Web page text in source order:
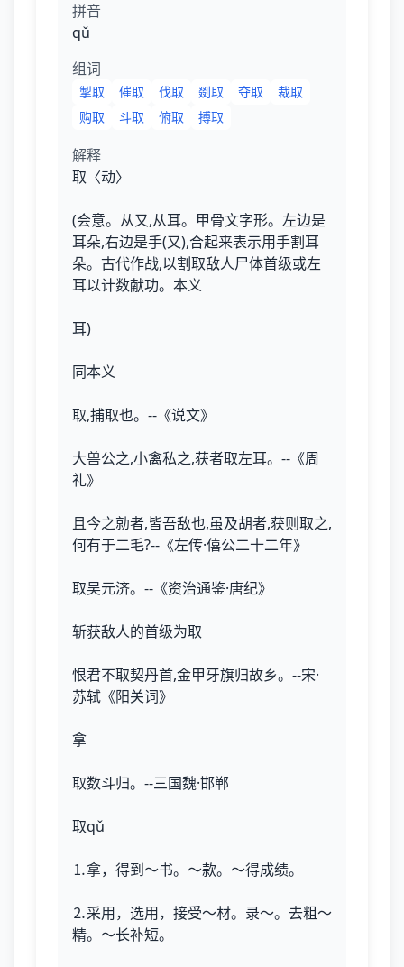
拼音
qǔ
组词
掣取 催取 伐取 剟取 夺取
裁取
购取
斗取 俯取 搏取
解释
取〈动〉
(会意。从又,从耳。甲骨文字形。左边是
耳朵,右边是手(又),合起来表示用手割耳
朵。古代作战,以割取敌人尸体首级或左
耳以计数献功。本义
耳)
同本义
取,捕取也。--《说文》
大兽公之,小禽私之,获者取左耳。--《周
礼》
且今之勍者,皆吾敌也,虽及胡者,获则取之,
何有于二毛?--《左传·僖公二十二年》
取吴元济。--《资治通鉴·唐纪》
斩获敌人的首级为取
恨君不取契丹首,金甲牙旗归故乡。--宋·
苏轼《阳关词》
拿
取数斗归。--三国魏·邯郸
取qǔ
⒈拿，得到～书。～款。～得成绩。
⒉采用，选用，接受～材。录～。去粗～
精。～长补短。